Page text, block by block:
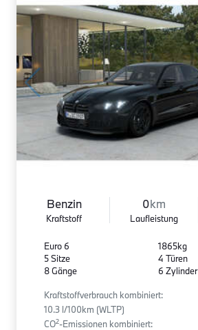
Benzin
Kraftstoff
0km
Laufleistung
Euro 6
5 Sitze
8 Gänge
1865kg
4 Türen
6 Zylinder
Kraftstoffverbrauch kombiniert:
10.3 l/100km (WLTP)
CO2-Emissionen kombiniert: